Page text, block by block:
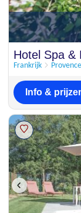
Hotel Spa &
Frankrijk Provence
Info &